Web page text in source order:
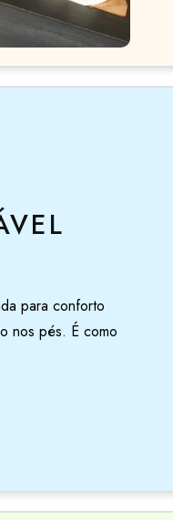
para conforto
nos pés. É como